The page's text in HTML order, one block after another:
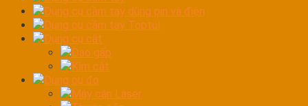
Dụng cụ cầm tay dùng pin và điện
Dụng cụ cầm tay Toptul
Dụng cụ cắt
Dao gấp
Kìm cắt
Dụng cụ đo
Máy cân Laser